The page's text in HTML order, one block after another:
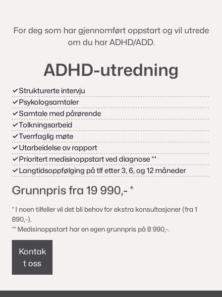
For deg som har gjennomført oppstart og vil utrede
om du har ADHD/ADD.
ADHD-utredning
✓Strukturerte intervju
✓Psykologsamtaler
✓Samtale med pårørende
✓Tolkningsarbeid
✓Tverrfaglig møte
✓Utarbeidelse av rapport
✓Prioritert medisinoppstart ved diagnose **
✓Langtidsoppfølging på tlf etter 3, 6, og 12 måneder
Grunnpris fra 19 990,- *
* I noen tilfeller vil det bli behov for ekstra konsultasjoner(fra1
890,-).
** Medisinoppstart har en egen grunnpris på 8 990,-.
Kontak
t oss